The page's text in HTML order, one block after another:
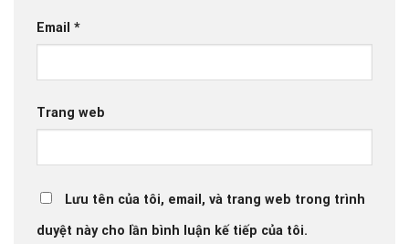
Email *
Trang web
Lưu tên của tôi, email, và trang web trong trình
duyệt này cho lần bình luận kế tiếp của tôi.